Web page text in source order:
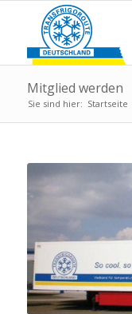
Mitglied werden
Sie sind hier: Startseite